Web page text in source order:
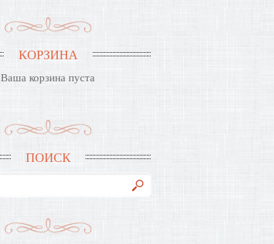
КОРЗИНА
Ваша корзина пуста
ПОИСК